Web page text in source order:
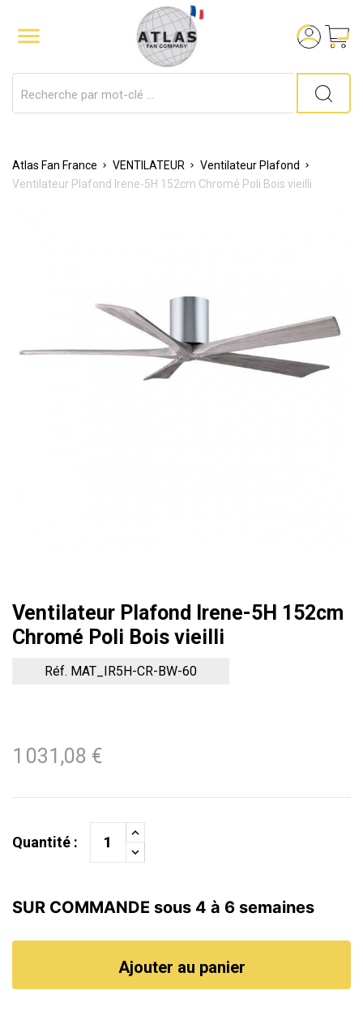

Atlas Fan France VENTILATEUR
Ventilateur Plafond
Ventilateur Plafond Irene-5H 152cm Chromé Poli Bois vieilli
Ventilateur Plafond Irene-5H 152cm
Chromé Poli Bois vieilli
Réf. MAT_IR5H-CR-BW-60
1 031,08 €
Quantité :
SUR COMMANDE sous 4 à 6 semaines
Ajouter au panier